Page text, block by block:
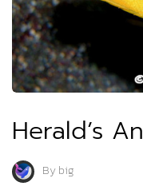
Herald’s
Bybig